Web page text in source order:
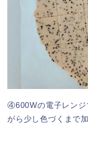
④600Wの電子レンジ
がら少し色づくまで